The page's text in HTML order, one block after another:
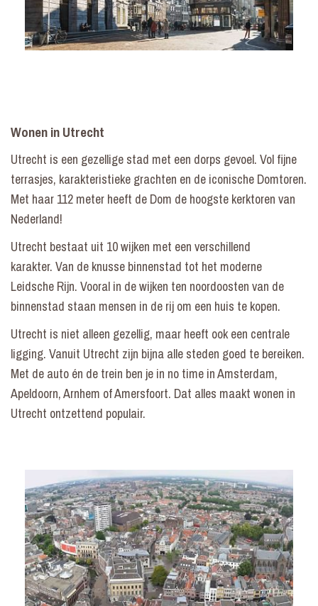
Wonen in Utrecht
Utrecht is een gezellige stad met een dorps gevoel. Vol fijne
terrasjes, karakteristieke grachten en de iconische Domtoren.
Met haar 112 meter heeft de Dom de hoogste kerktoren van
Nederland!
Utrecht bestaat uit 10 wijken met een verschillend
karakter. Van de knusse binnenstad tot het moderne
Leidsche Rijn. Vooral in de wijken ten noordoosten van de
binnenstad staan mensen in de rij om een huis te kopen.
Utrecht is niet alleen gezellig, maar heeft ook een centrale
ligging. Vanuit Utrecht zijn bijna alle steden goed te bereiken.
Met de auto én de trein ben je in no time in Amsterdam,
Apeldoorn, Arnhem of Amersfoort. Dat alles maakt wonen in
Utrecht ontzettend populair.